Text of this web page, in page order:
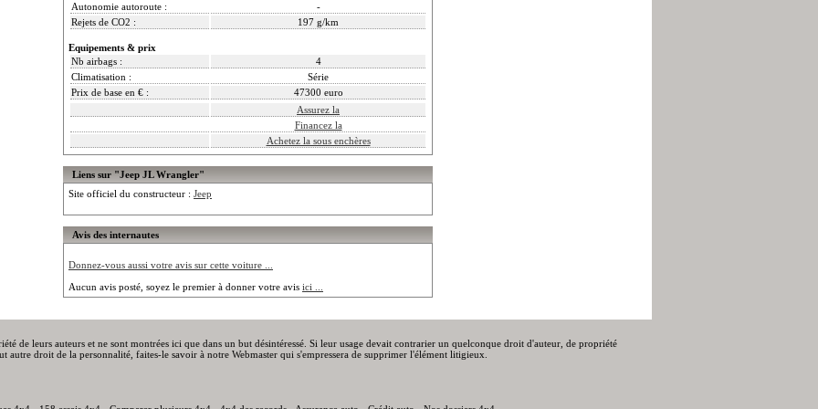
Autonomie autoroute :
-
Rejets de CO2 :
197 g/km
Equipements & prix
Nb airbags :
4
Climatisation :
Série
Prix de base en € :
47300 euro
Assurez la
Financez la
Achetez la sous enchères
Liens sur "Jeep JL Wrangler"
Site officiel du constructeur : Jeep
Avis des internautes
Donnez-vous aussi votre avis sur cette voiture ...
Aucun avis posté, soyez le premier à donner votre avis ici ...
de leurs auteurs et ne sont montrées ici que dans un but désintéressé. Si leur usage devait contrarier un quelconque droit d'auteur, de propriété
autre droit de la personnalité, faites-le savoir à notre Webmaster qui s'empressera de supprimer l'élément litigieux.